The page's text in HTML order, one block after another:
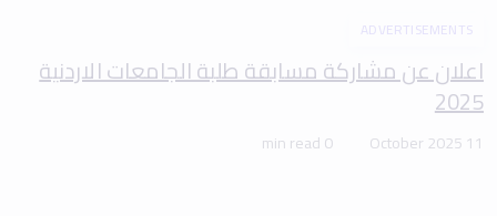
ADVERTISEMENTS
اعلان عن مشاركة مسابقة طلبة الجامعات الاردنية
2025
11 October 2025
0 min read